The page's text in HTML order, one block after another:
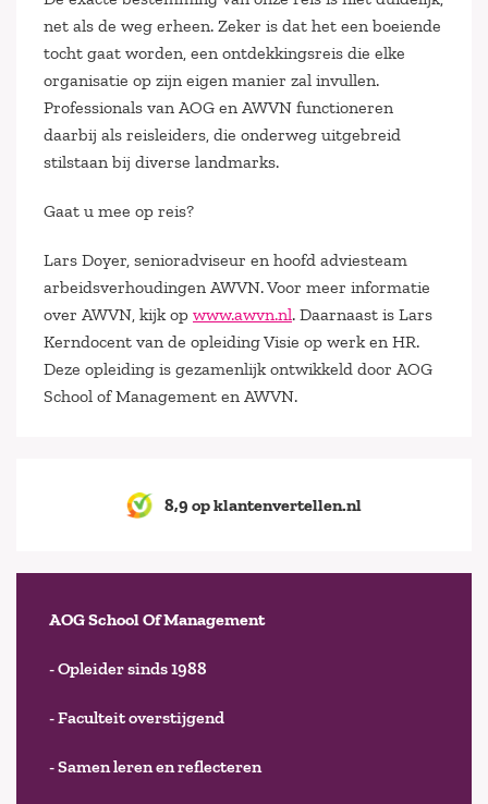
net als de weg erheen. Zeker is dat het een boeiende
tocht gaat worden, een ontdekkingsreis die elke
organisatie op zijn eigen manier zal invullen.
Professionals van AOG en AWVN functioneren
daarbij als reisleiders, die onderweg uitgebreid
stilstaan bij diverse landmarks.
Gaat u mee op reis?
Lars Doyer, senioradviseur en hoofd adviesteam
arbeidsverhoudingen AWVN. Voor meer informatie
over AWVN, kijk op www.awvn.nl. Daarnaast is Lars
Kerndocent van de opleiding Visie op werk en HR.
Deze opleiding is gezamenlijk ontwikkeld door AOG
School of Management en AWVN.
8,9 op klantenvertellen.nl
AOG School Of Management
- Opleider sinds 1988
- Faculteit overstijgend
- Samen leren en reflecteren